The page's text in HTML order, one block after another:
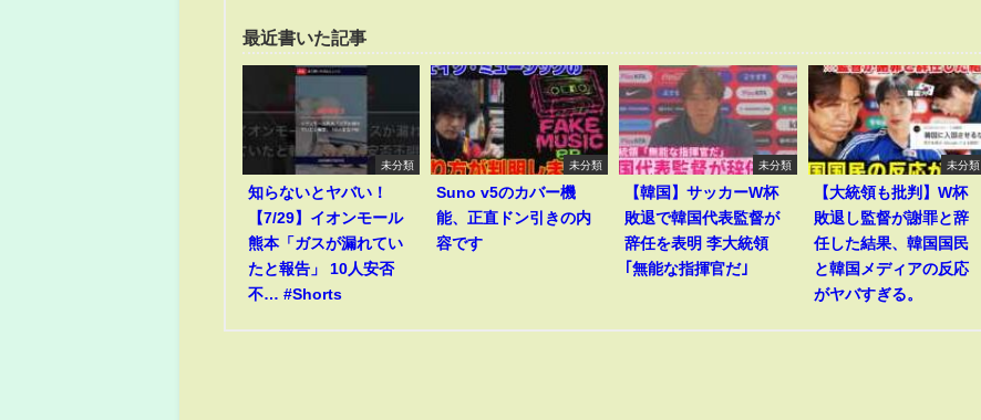
最近書いた記事
未分類
知らないとヤバい！
【7/29】イオンモール
熊本「ガスが漏れてい
たと報告」 10人安否
不… #Shorts
未分類
Suno v5のカバー機
能、正直ドン引きの内
容です
未分類
【韓国】サッカーW杯
敗退で韓国代表監督が
辞任を表明 李大統領
｢無能な指揮官だ｣
未分類
【大統領も批判】W杯
敗退し監督が謝罪と辞
任した結果、韓国国民
と韓国メディアの反応
がヤバすぎる。